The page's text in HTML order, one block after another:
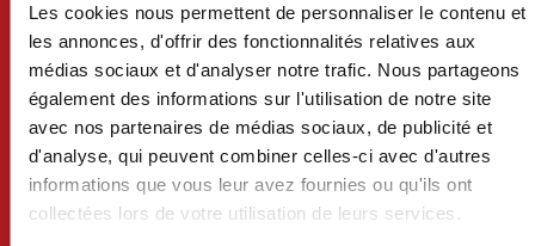
Les cookies nous permettent de personnaliser le contenu et
les annonces, d'offrir des fonctionnalités relatives aux
médias sociaux et d'analyser notre trafic. Nous partageons
également des informations sur l'utilisation de notre site
avec nos partenaires de médias sociaux, de publicité et
d'analyse, qui peuvent combiner celles-ci avec d'autres
informations que vous leur avez fournies ou qu'ils ont
collectées lors de votre utilisation de leurs services.